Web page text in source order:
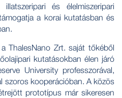
illatszeripari és élelmiszeripari
a korai kutatásban és
ThalesNano Zrt. saját tőkéből
kutatásokban élen járó
University professzorával,
szoros kooperációban. A közös
prototípus már sikeresen